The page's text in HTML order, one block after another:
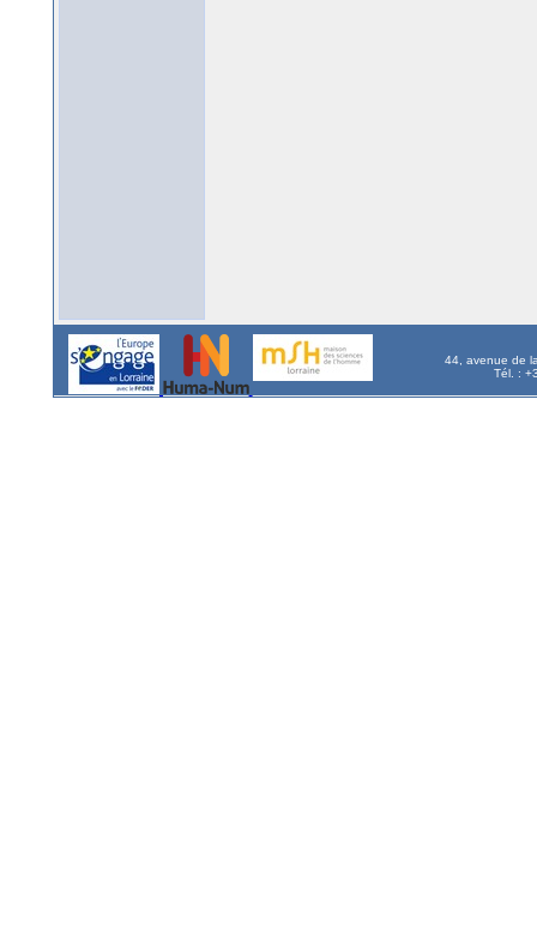
44, avenue de
Tél. :